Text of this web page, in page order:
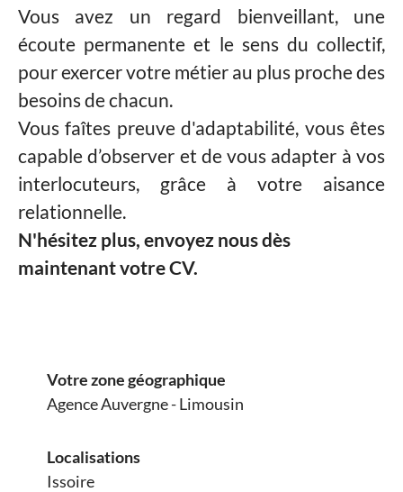
Vous avez un regard bienveillant, une
écoute permanente et le sens du collectif,
pour exercer votre métier au plus proche des
besoins de chacun.
Vous faîtes preuve d'adaptabilité, vous êtes
capable d’observer et de vous adapter à vos
interlocuteurs, grâce à votre aisance
relationnelle.
N'hésitez plus, envoyez nous dès
maintenant votre CV.
Votre zone géographique
Agence Auvergne - Limousin
Localisations
Issoire